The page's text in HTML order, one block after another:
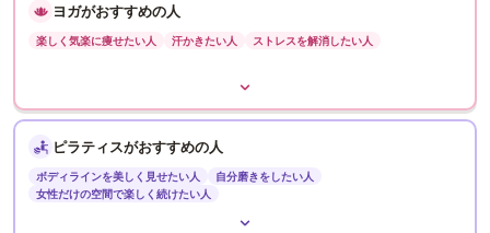
ヨガがおすすめの人
楽しく気楽に痩せたい人 汗かきたい人 ストレスを解消したい人
ピラティスがおすすめの人
ボディラインを美しく見せたい人
自分磨きをしたい人
女性だけの空間で楽しく続けたい人